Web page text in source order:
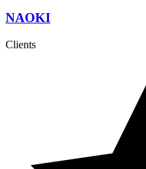
NAOKI
Clients